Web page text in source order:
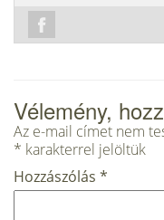
Vélemény,
Az e-mail címet nem
* karakterrel jelöltük
Hozzászólás *